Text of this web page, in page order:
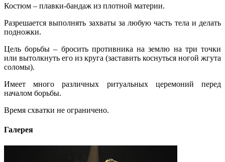
Костюм – плавки-бандаж из плотной материи.
Разрешается выполнять захваты за любую часть тела и делать
подножки.
Цель борьбы – бросить противника на землю на три точки
или вытолкнуть его из круга (заставить коснуться ногой жгута
соломы).
Имеет много различных ритуальных церемоний перед
началом борьбы.
Время схватки не ограничено.
Галерея